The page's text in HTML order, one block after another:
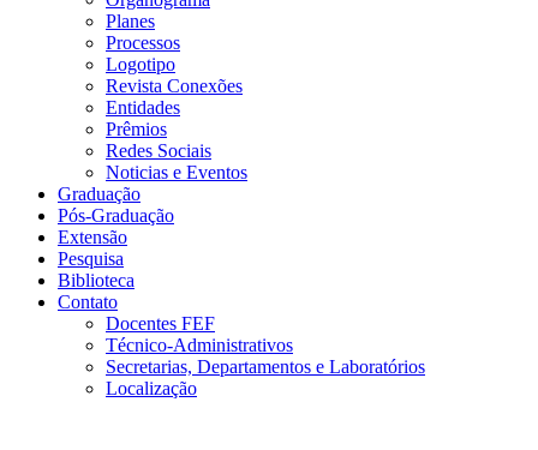
Planes
Processos
Logotipo
Revista Conexões
Entidades
Prêmios
Redes Sociais
Noticias e Eventos
Graduação
Pós-Graduação
Extensão
Pesquisa
Biblioteca
Contato
Docentes FEF
Técnico-Administrativos
Secretarias, Departamentos e Laboratórios
Localização